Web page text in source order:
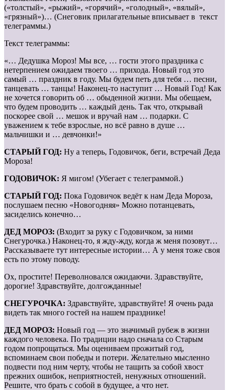
(«толстый», «рыжий», «горячий», «голодный», «вялый»,
«грязный»)… (Снеговик прилагательные вписывает в текст
телеграммы.)
Текст телеграммы:
«… Дедушка Мороз! Мы все, … гости этого праздника с
нетерпением ожидаем твоего … прихода. Новый год это
самый … праздник в году. Мы будем петь для тебя … песни,
танцевать … танцы! Наконец-то наступит … Новый Год! Как
не хочется говорить об … обыденной жизни. Мы обещаем,
что будем проводить … каждый день. Так что, открывай
поскорее свой … мешок и вручай нам … подарки. С
уважением к тебе взрослые, но всё равно в душе …
мальчишки и … девчонки!»
СТАРЫЙ ГОД: Ну а теперь, Годовичок, беги, встречай Деда
Мороза!
ГОДОВИЧОК: Я мигом! (Убегает с телеграммой.)
СТАРЫЙ ГОД: Пока Годовичок ведёт к нам Деда Мороза,
послушаем песню «Новогодняя» Можно потанцевать,
засиделись конечно…
ДЕД МОРОЗ: (Входит за руку с Годовичком, за ними
Снегурочка.) Наконец-то, я жду-жду, когда ж меня позовут…
Рассказываете тут интересные истории… А у меня тоже своя
есть по этому поводу.
Ох, простите! Переволновался ожидаючи. Здравствуйте,
дорогие! Здравствуйте, долгожданные!
СНЕГУРОЧКА: Здравствуйте, здравствуйте! Я очень рада
видеть так много гостей на нашем празднике!
ДЕД МОРОЗ: Новый год — это значимый рубеж в жизни
каждого человека. По традиции надо сначала со Старым
годом попрощаться. Мы оцениваем прожитый год,
вспоминаем свои победы и потери. Желательно мысленно
подвести под ним черту, что­бы не тащить за собой хвост
прежних ошибок, неприятностей, ненужных отношений.
Решите, что брать с собой в будущее, а что нет.